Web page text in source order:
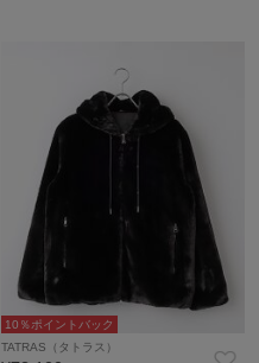
10％ポイントバック
TATRAS（タトラス）